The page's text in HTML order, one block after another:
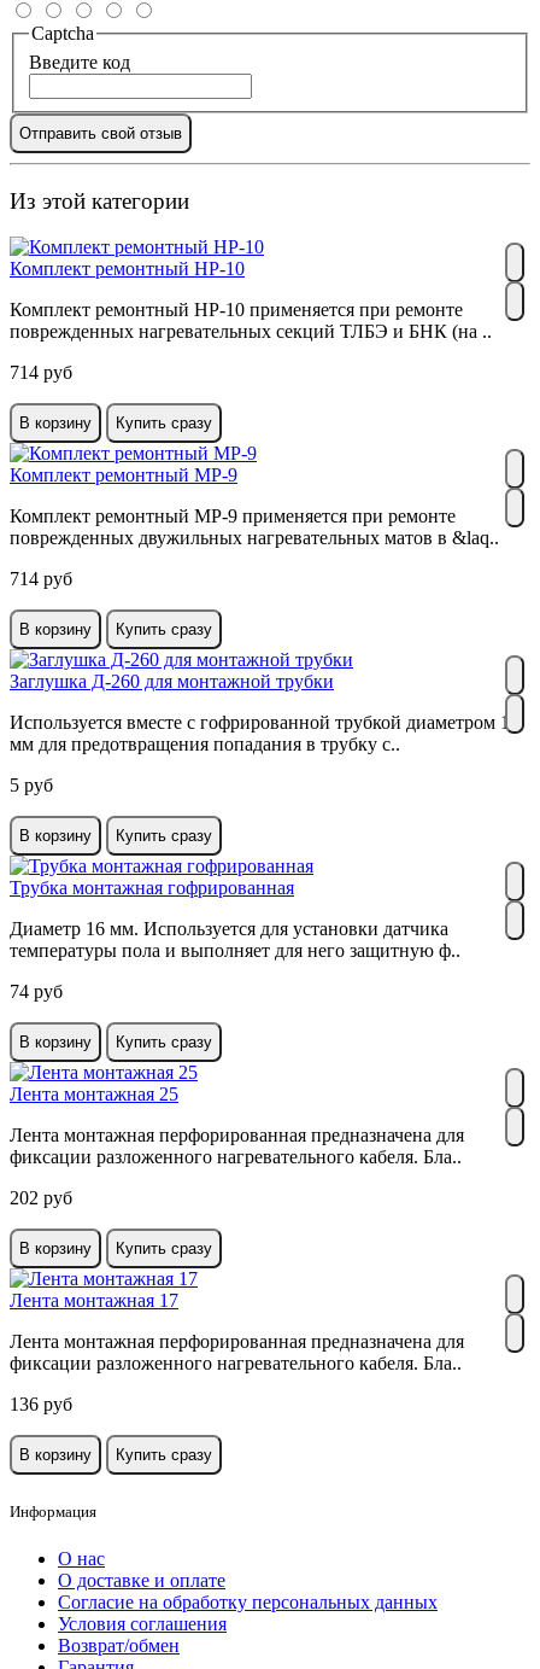
Captcha
Введите код
Отправить свой отзыв
Из этой категории
Комплект ремонтный НР-10
Комплект ремонтный НР-10 применяется при ремонте
поврежденных нагревательных секций ТЛБЭ и БНК (на ..
714 руб
В корзину Купить сразу
Комплект ремонтный МР-9
Комплект ремонтный МР-9 применяется при ремонте
поврежденных двужильных нагревательных матов в &laq..
714 руб
В корзину Купить сразу
Заглушка Д-260 для монтажной трубки
Используется вместе с гофрированной трубкой диаметром 16
мм для предотвращения попадания в трубку с..
5 руб
В корзину Купить сразу
Трубка монтажная гофрированная
Диаметр 16 мм. Используется для установки датчика
температуры пола и выполняет для него защитную ф..
74 руб
В корзину Купить сразу
Лента монтажная 25
Лента монтажная перфорированная предназначена для
фиксации разложенного нагревательного кабеля. Бла..
202 руб
В корзину Купить сразу
Лента монтажная 17
Лента монтажная перфорированная предназначена для
фиксации разложенного нагревательного кабеля. Бла..
136 руб
В корзину Купить сразу
Информация
О нас
О доставке и оплате
Cогласие на обработку персональных данных
Условия соглашения
Возврат/обмен